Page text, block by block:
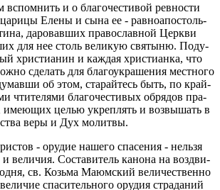
и о бла­го­че­сти­вой рев­но­сти
Елены и сына ее - рав­ноап­о­столь­
да­ро­вав­ших пра­во­слав­ной Церк­ви
для нее столь ве­ли­кую свя­ты­ню. По­ду­
хри­сти­а­нин и каж­дая хри­сти­ан­ка, что
сде­лать для бла­го­укра­ше­ния мест­но­го
об этом, ста­рай­тесь быть, по край­
чти­те­ля­ми бла­го­че­сти­вых об­ря­дов пра­
име­ю­щих целью укреп­лять и воз­вы­шать в
веры и Дух мо­лит­вы.
- ору­дие на­ше­го спа­се­ния - нель­зя
ве­ли­чия. Со­ста­ви­тель ка­но­на на воз­дви­
св. Козь­ма Маюм­ский ве­ли­че­ствен­но
спа­си­тель­но­го ору­дия стра­да­ний